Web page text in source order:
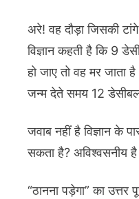
अरे! वह दौड़ा जिसकी
विज्ञान कहती है कि 9
हो जाए तो वह मर जाता
जन्म देते समय 12
जवाब नहीं है विज्ञान
सकता है? अविश्वसनीय
“ठानना पड़ेगा” का